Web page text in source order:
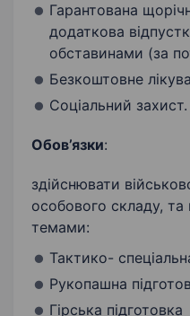
Гарантована
додаткова
обставинами (за
Безкоштовне
Соціальний захист.
Обов’язки:
здійснювати
особового складу,
темами:
Тактико-
Рукопашна
Гірська підготовка